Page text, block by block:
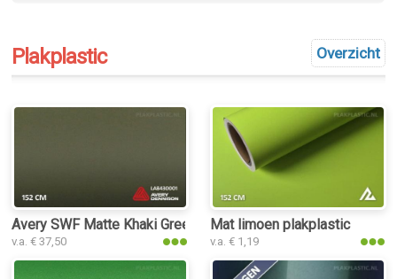
Overzicht
Plakplastic
Avery SWF Matte Khaki Green plakplastic
v.a. € 37,50
Mat limoen plakplastic
v.a. € 1,19